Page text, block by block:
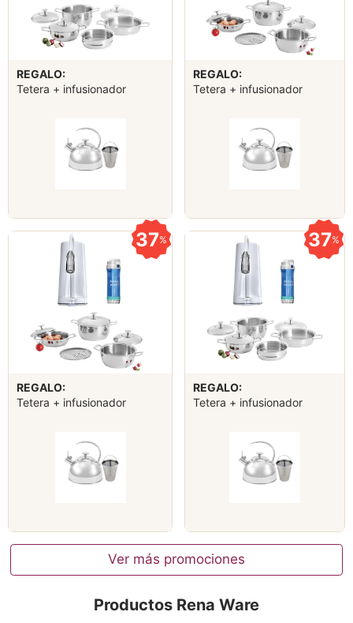
REGALO:
Tetera + infusionador
REGALO:
Tetera + infusionador
37%
REGALO:
Tetera + infusionador
37%
REGALO:
Tetera + infusionador
Ver más promociones
Productos Rena Ware